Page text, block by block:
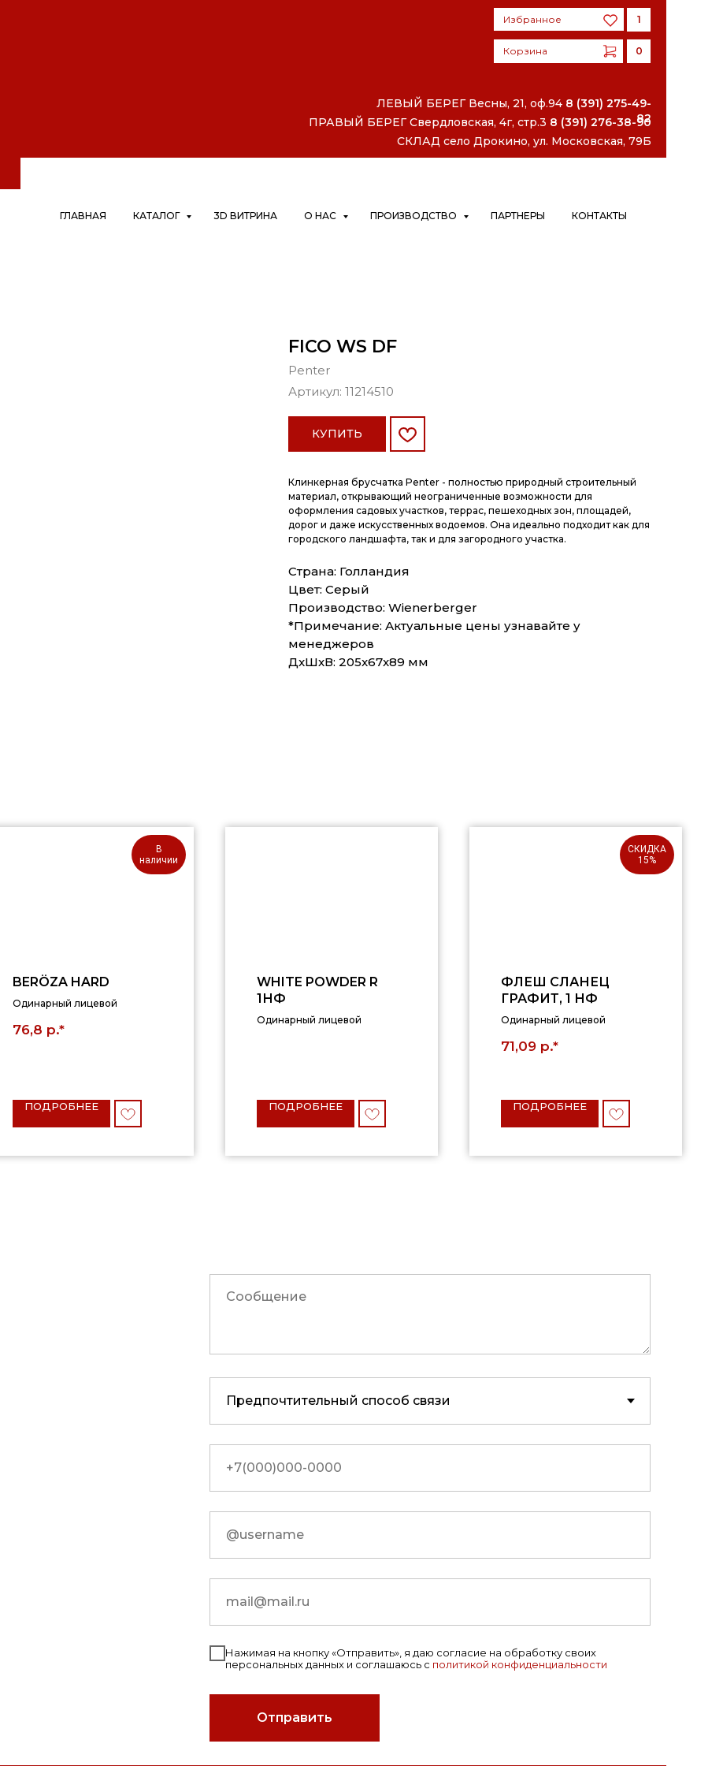
Корзина
Корзина
Избранное 1
0
ЛЕВЫЙ БЕРЕГ Весны, 21, оф.94 8 (391) 275-49-
82
ПРАВЫЙ БЕРЕГ Свердловская, 4г, стр.3 8 (391) 276-38-90
СКЛАД село Дрокино, ул. Московская, 79Б
ГЛАВНАЯ КАТАЛОГ 3D ВИТРИНА О НАС ПРОИЗВОДСТВО ПАРТНЕРЫ КОНТАКТЫ
FICO WS DF
Penter
Артикул: 11214510
КУПИТЬ
Клинкерная брусчатка Penter - полностью природный строительный
материал, открывающий неограниченные возможности для
оформления садовых участков, террас, пешеходных зон, площадей,
дорог и даже искусственных водоемов. Она идеально подходит как для
городского ландшафта, так и для загородного участка.
Страна: Голландия
Цвет: Серый
Производство: Wienerberger
*Примечание: Актуальные цены узнавайте у
менеджеров
ДxШxВ: 205x67x89 мм
В
наличии
BERÖZA HARD
Одинарный лицевой
76,8 р.*
ПОДРОБНЕЕ
WHITE POWDER R
1НФ
Одинарный лицевой
ПОДРОБНЕЕ
СКИДКА
15%
ФЛЕШ СЛАНЕЦ
ГРАФИТ, 1 НФ
Одинарный лицевой
71,09 р.*
ПОДРОБНЕЕ
Нажимая на кнопку «Отправить», я даю согласие на обработку своих
персональных данных и соглашаюсь с политикой конфиденциальности
Отправить